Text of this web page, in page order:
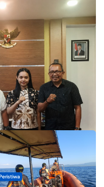
Utara di Gita Bahana